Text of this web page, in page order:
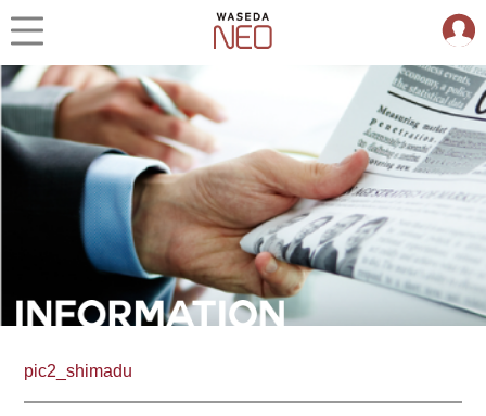
pic2_shimadu